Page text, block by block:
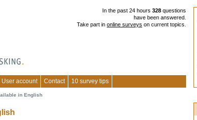
In the past 24 hours 328 questions
have been answered.
Take part in online surveys on current topics.
User account Contact 10 survey tips
in English